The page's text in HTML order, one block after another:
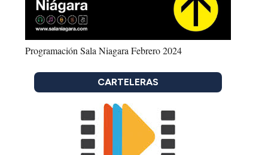
Programación Sala Niagara Febrero 2024
CARTELERAS